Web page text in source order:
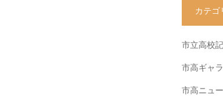
カテゴ
市立高校
市高ギャ
市高ニュ